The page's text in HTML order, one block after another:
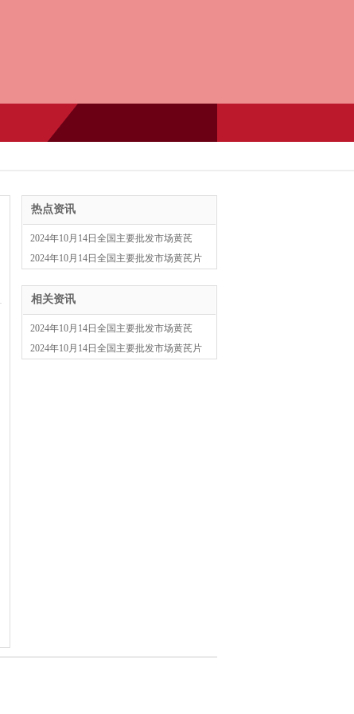
热点资讯
2024年10月14日全国主要批发市场黄芪
（圆片0.5-0.8）价格行情
2024年10月14日全国主要批发市场黄芪片
相关资讯
2024年10月14日全国主要批发市场黄芪
（圆片0.5-0.8）价格行情
2024年10月14日全国主要批发市场黄芪片